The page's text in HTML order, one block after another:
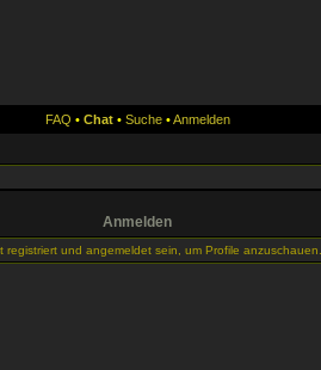
FAQ • Chat• Suche•Anmelden
Anmelden
registriert und angemeldet sein, um Profile anzuschauen.